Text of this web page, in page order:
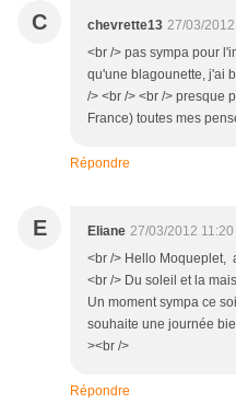
C chevrette13 27/03/
<br /> pas sympa pour
qu'une blagounette, j'ai
/> <br /> <br /> presque
France) toutes mes
Répondre
E Eliane 27/03/2012 11:20
<br /> Hello Moqueplet,
<br /> Du soleil et la
Un moment sympa ce
souhaite une journée
><br />
Répondre